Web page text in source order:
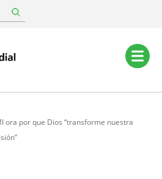
ora por que Dios “transforme nuestra